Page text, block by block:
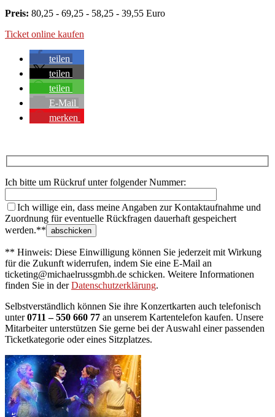
Preis: 80,25 - 69,25 - 58,25 - 39,55 Euro
Ticket online kaufen
teilen
teilen
teilen
E-Mail
merken
Ich bitte um Rückruf unter folgender Nummer:
Ich willige ein, dass meine Angaben zur Kontaktaufnahme und
Zuordnung für eventuelle Rückfragen dauerhaft gespeichert
werden.**
** Hinweis: Diese Einwilligung können Sie jederzeit mit Wirkung
für die Zukunft widerrufen, indem Sie eine E-Mail an
ticketing@michaelrussgmbh.de schicken. Weitere Informationen
finden Sie in derDatenschutzerklärung.
Selbstverständlich können Sie ihre Konzertkarten auch telefonisch
unter0711 – 550 660 77 an unserem Kartentelefon kaufen. Unsere
Mitarbeiter unterstützen Sie gerne bei der Auswahl einer passenden
Ticketkategorie oder eines Sitzplatzes.